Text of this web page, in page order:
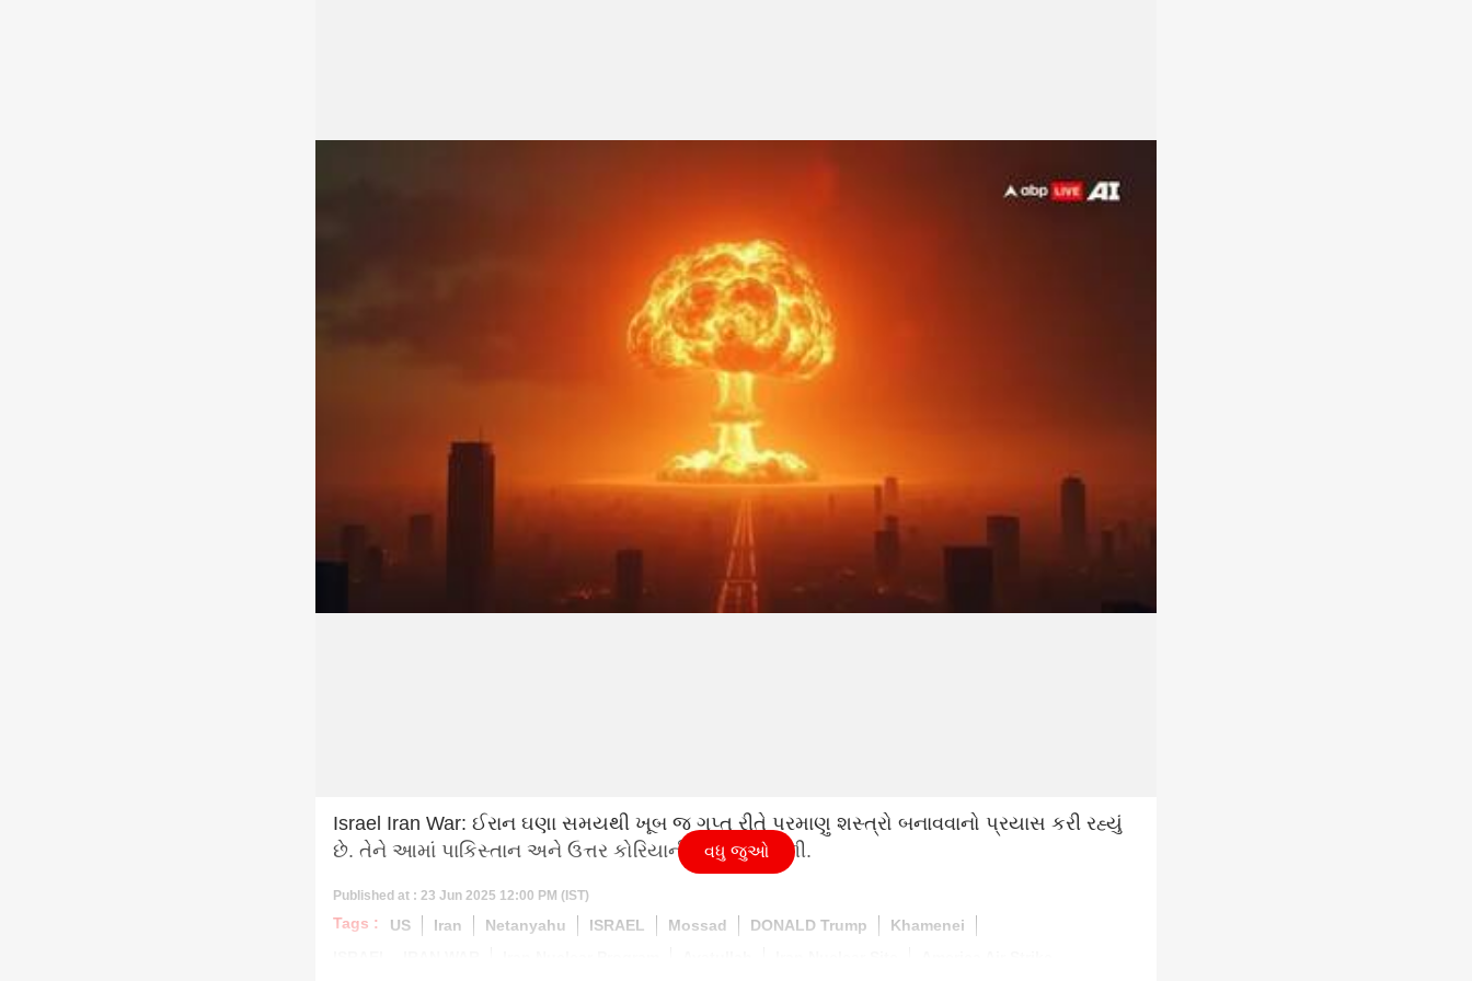
Israel Iran War: ઈરાન ઘણા સમયથી ખૂબ જ ગુપ્ત રીતે પરમાણુ શસ્ત્રો બનાવવાનો પ્રયાસ કરી રહ્યું
છે. તેને આમાં પાકિસ્તાન અને ઉત્તર કોરિયાની પણ મદદ મળી.
Published at : 23 Jun 2025 12:00 PM (IST)
Tags : US Iran Netanyahu ISRAEL Mossad DONALD Trump
Khamenei
વધુ જુઓ